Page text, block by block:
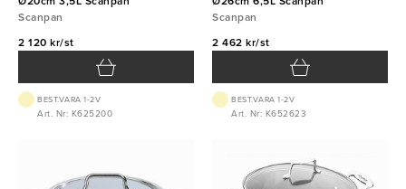
Scanpan
2 120 kr/st
BEST.VARA 1-2V
Art. Nr: K625200
Scanpan
2 462 kr/st
BEST.VARA 1-2V
Art. Nr: K652623